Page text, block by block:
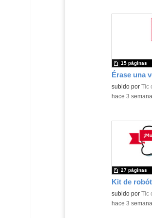
subido por Tic
15 páginas
-hace 3
Kit de
Contenido
subido por Tic
27 páginas
-hace 3